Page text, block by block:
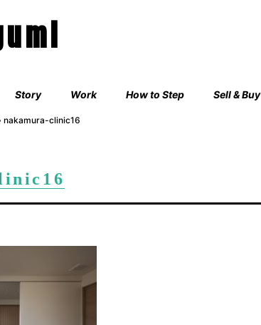
Story Work How to Step Sell & Buy
nakamura-clinic16